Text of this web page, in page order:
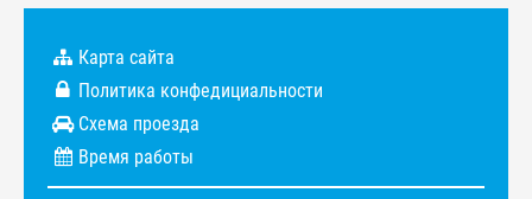
Карта сайта
Политика конфедициальности
Схема проезда
Время работы